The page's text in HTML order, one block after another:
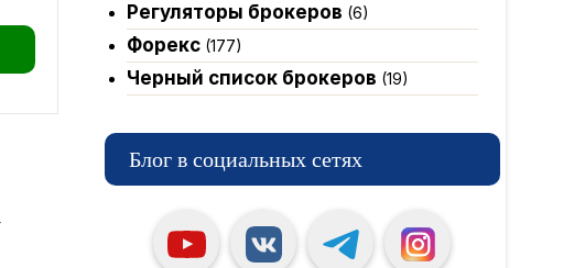
Регуляторы брокеров (6)
Форекс(177)
Черный список брокеров (19)
Блог в социальных сетях